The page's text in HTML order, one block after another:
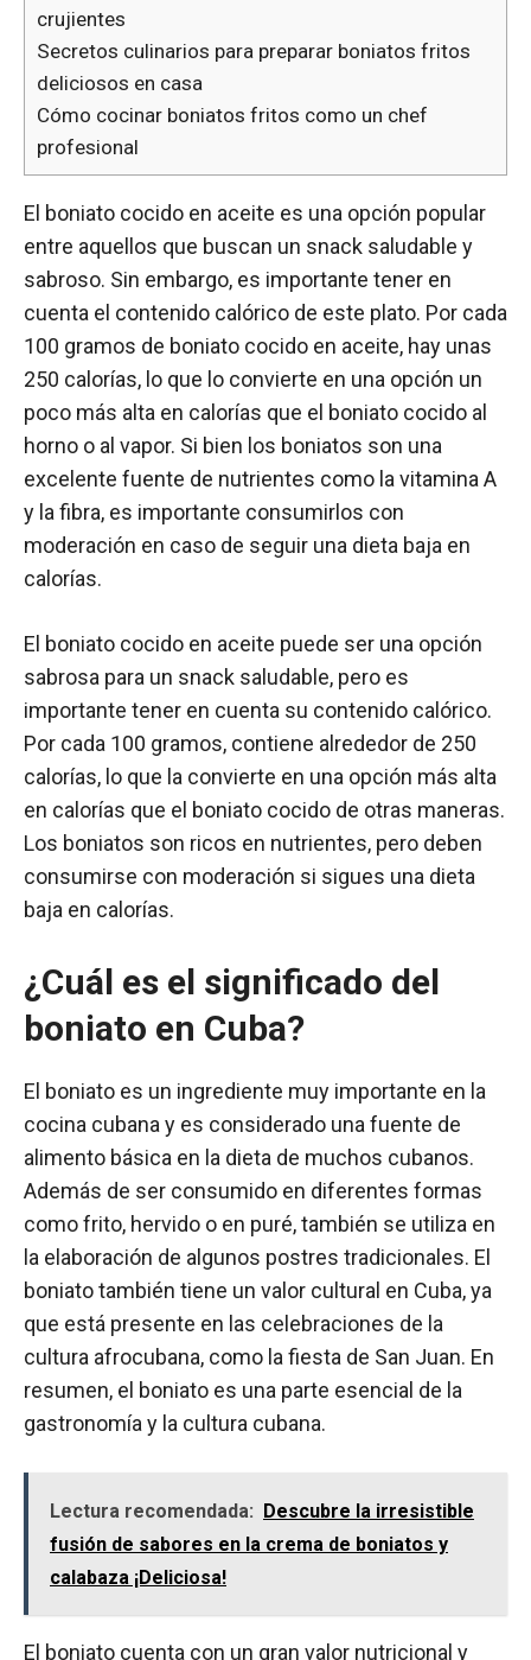
crujientes
Secretos culinarios para preparar boniatos fritos
deliciosos en casa
Cómo cocinar boniatos fritos como un chef
profesional
El boniato cocido en aceite es una opción popular
entre aquellos que buscan un snack saludable y
sabroso. Sin embargo, es importante tener en
cuenta el contenido calórico de este plato. Por cada
100 gramos de boniato cocido en aceite, hay unas
250 calorías, lo que lo convierte en una opción un
poco más alta en calorías que el boniato cocido al
horno o al vapor. Si bien los boniatos son una
excelente fuente de nutrientes como la vitamina A
y la fibra, es importante consumirlos con
moderación en caso de seguir una dieta baja en
calorías.
El boniato cocido en aceite puede ser una opción
sabrosa para un snack saludable, pero es
importante tener en cuenta su contenido calórico.
Por cada 100 gramos, contiene alrededor de 250
calorías, lo que la convierte en una opción más alta
en calorías que el boniato cocido de otras maneras.
Los boniatos son ricos en nutrientes, pero deben
consumirse con moderación si sigues una dieta
baja en calorías.
¿Cuál es el significado del
boniato en Cuba?
El boniato es un ingrediente muy importante en la
cocina cubana y es considerado una fuente de
alimento básica en la dieta de muchos cubanos.
Además de ser consumido en diferentes formas
como frito, hervido o en puré, también se utiliza en
la elaboración de algunos postres tradicionales. El
boniato también tiene un valor cultural en Cuba, ya
que está presente en las celebraciones de la
cultura afrocubana, como la fiesta de San Juan. En
resumen, el boniato es una parte esencial de la
gastronomía y la cultura cubana.
Lectura recomendada: Descubre la irresistible
fusión de sabores en la crema de boniatos y
calabaza ¡Deliciosa!
El boniato cuenta con un gran valor nutricional y